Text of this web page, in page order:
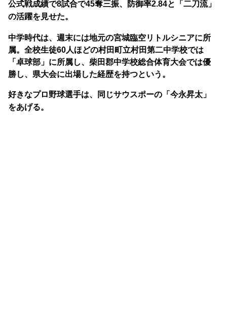
公式戦成績で8試合で45奪三振、防御率2.84と「二刀流」
の活躍を見せた。
中学時代は、週末には地元の宮城臨空リトルシニアに所
属。全校生徒60人ほどの村田町立村田第二中学校では
「卓球部」に所属し、柴田郡中学校総合体育大会では優
勝し、県大会に出場した経歴を持つという。
好きなプロ野球選手は、同じサウスポーの「今永昇太」
をあげる。